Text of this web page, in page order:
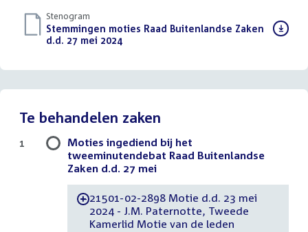
Stenogram
Download
bestand:
Stemmingen moties Raad Buitenlandse Zaken
d.d. 27 mei 2024()
Te behandelen zaken
Moties ingediend bij het
tweeminutendebat Raad Buitenlandse
Zaken d.d. 27 mei
-21501-02-2898 Motie d.d. 23 mei
2024 - J.M. Paternotte, Tweede
Kamerlid Motie van de leden
1